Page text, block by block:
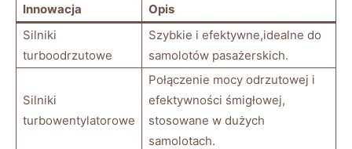
Innowacja
Opis
Silniki
⁢turboodrzutowe
Szybkie i efektywne,idealne ⁤do
samolotów pasażerskich.
Silniki
turbowentylatorowe
Połączenie mocy odrzutowej i
⁣efektywności⁣ śmigłowej,⁣
stosowane w dużych⁣
samolotach.